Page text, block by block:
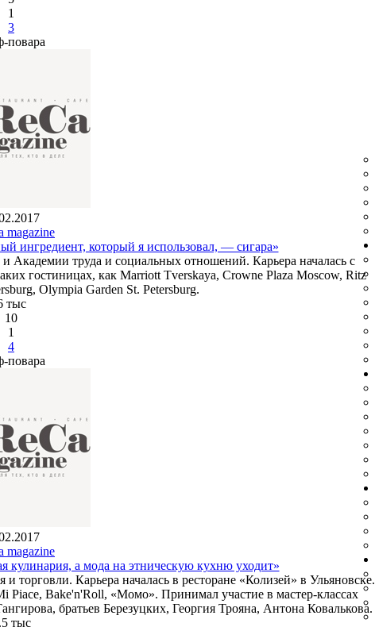
1
3
повара
magazine
ингредиент, который я использовал, — сигара»
труда и социальных отношений. Карьера началась с
гостиницах, как Marriott Tverskaya, Crowne Plaza Moscow, Ritz
Olympia Garden St. Petersburg.
тыс
10
1
4
повара
magazine
кулинария, а мода на этническую кухню уходит»
Карьера началась в ресторане «Колизей» в Ульяновске.
Piace, Bake'n'Roll, «Момо». Принимал участие в мастер-классах
братьев Березуцких, Георгия Трояна, Антона Ковалькова.
тыс